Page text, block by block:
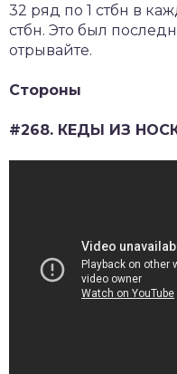
32 ряд по 1 стбн в
стбн. Это был
отрывайте.
Стороны
#268. КЕДЫ ИЗ